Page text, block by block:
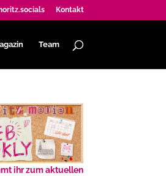
Kontakt
Team
ihr zum aktuellen